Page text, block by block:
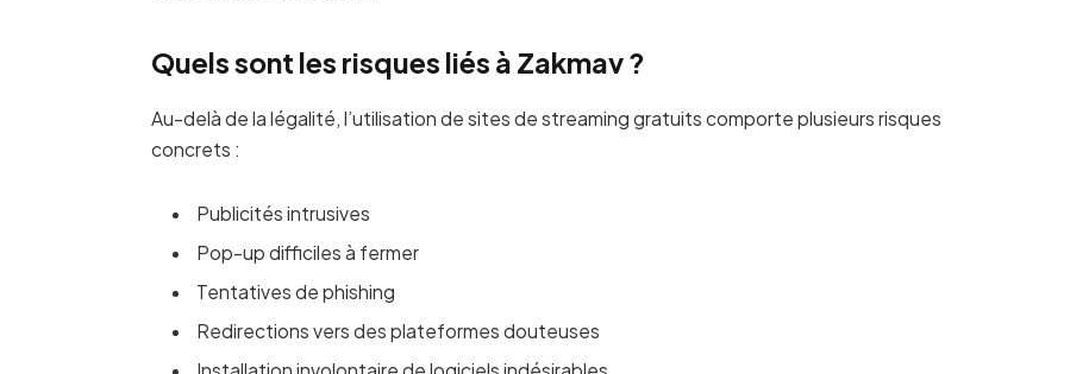
Quels sont les risques liés à Zakmav ?
Au-delà de la légalité, l’utilisation de sites de streaming gratuits comporte plusieurs risques
concrets :
Publicités intrusives
Pop-up difficiles à fermer
Tentatives de phishing
Redirections vers des plateformes douteuses